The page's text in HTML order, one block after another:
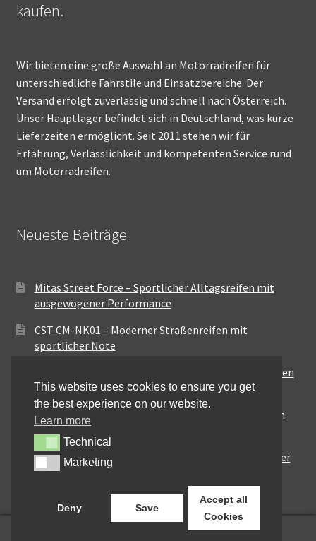
kaufen.
Wir bieten eine große Auswahl an Motorradreifen für
unterschiedliche Fahrstile und Einsatzbereiche. Der
Versand erfolgt zuverlässig und schnell nach Österreich.
Unser Hauptlager befindet sich in Deutschland, was kurze
Lieferzeiten ermöglicht. Seit 2011 stehen wir für
Erfahrung, Verlässlichkeit und kompetenten Service rund
um Motorradreifen.
Neueste Beiträge
Mitas Street Force – Sportlicher Alltagsreifen mit
ausgewogener Performance
CST CM-NK01 – Moderner Straßenreifen mit
sportlicher Note
Maxxis MA-ST3 – Ausgewogener Sport-Touring-Reifen
für vielseitige Einsätze
Pirelli City Demon – Zuverlässigkeit für den urbanen
Alltag
Metzeler Perfect ME77 – Klassische Optik mit solider
Straßenperformance
This website uses cookies to ensure you get
the best experience on our website.
Learn more
TechnicalTechnical
MarketingMarketing
Deny Save
Accept all
Cookies